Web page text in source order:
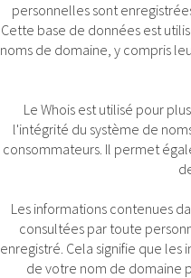
personnelles sont
Cette base de données est
noms de domaine, y compris
Le Whois est utilisé pour
l'intégrité du système de
consommateurs. Il permet
Les informations contenues
consultées par toute
enregistré. Cela signifie que
de votre nom de domaine